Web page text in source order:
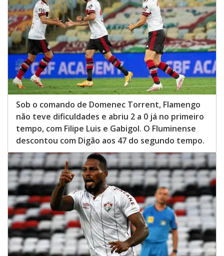
Sob o comando de Domenec Torrent, Flamengo
não teve dificuldades e abriu 2 a 0 já no primeiro
tempo, com Filipe Luis e Gabigol. O Fluminense
descontou com Digão aos 47 do segundo tempo.